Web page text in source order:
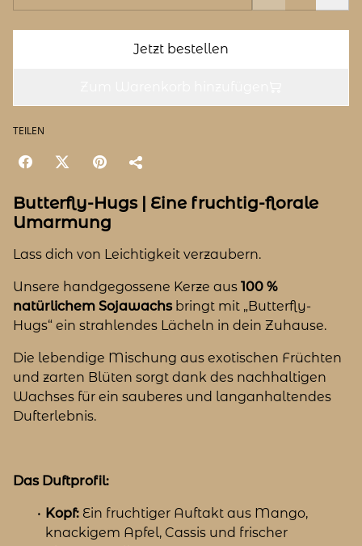
Jetzt bestellen
TEILEN
Butterfly-Hugs | Eine fruchtig-florale
Umarmung
Lass dich von Leichtigkeit verzaubern.
Unsere handgegossene Kerze aus 100 %
natürlichem Sojawachsbringt mit „Butterfly-
Hugs“ ein strahlendes Lächeln in dein Zuhause.
Die lebendige Mischung aus exotischen Früchten
und zarten Blüten sorgt dank des nachhaltigen
Wachses für ein sauberes und langanhaltendes
Dufterlebnis.
Das Duftprofil:
Kopf: Ein fruchtiger Auftakt aus Mango,
knackigem Apfel, Cassis und frischer